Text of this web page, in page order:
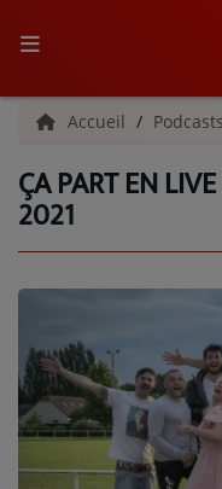
ACCUEIL
RADIO
L'ÉQUIPE
GRILLE DES PROGRAMMES
C'ÉTAIT QUOI CE TITRE ?
MÉDIAS
Accueil Podcasts
ÇA PART EN
2021